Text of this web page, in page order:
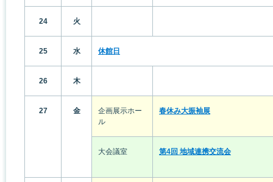
24 火
25 水 休館日
26 木
27 金
企画展示ホー
ル
春休み大振袖展
大会議室 第4回 地域連携交流会